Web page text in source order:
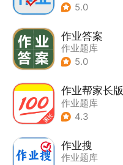
5.0
作业答案
作业题库
5.0
作业帮家长版
作业题库
4.3
作业搜
作业题库